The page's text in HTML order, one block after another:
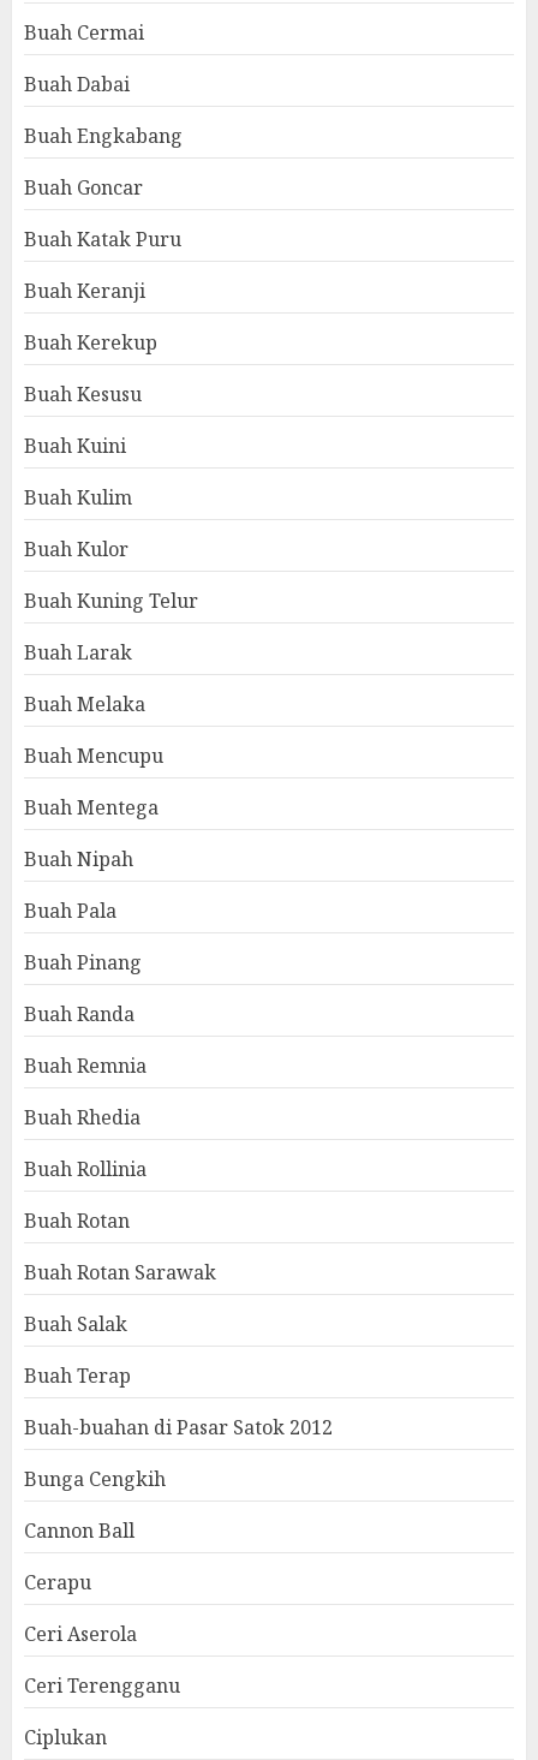
Buah Cermai
Buah Dabai
Buah Engkabang
Buah Goncar
Buah Katak Puru
Buah Keranji
Buah Kerekup
Buah Kesusu
Buah Kuini
Buah Kulim
Buah Kulor
Buah Kuning Telur
Buah Larak
Buah Melaka
Buah Mencupu
Buah Mentega
Buah Nipah
Buah Pala
Buah Pinang
Buah Randa
Buah Remnia
Buah Rhedia
Buah Rollinia
Buah Rotan
Buah Rotan Sarawak
Buah Salak
Buah Terap
Buah-buahan di Pasar Satok 2012
Bunga Cengkih
Cannon Ball
Cerapu
Ceri Aserola
Ceri Terengganu
Ciplukan